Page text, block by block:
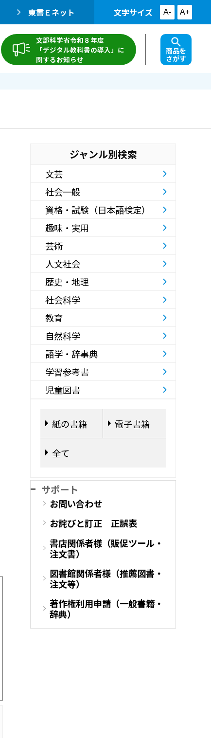
東書Ｅネット 文字サイズ A- A+
文部科学省令和８年度
「デジタル教科書の導入」に
関するお知らせ
商品を
さがす
ジャンル別検索
文芸
社会一般
資格・試験（日本語検定）
趣味・実用
芸術
人文社会
歴史・地理
社会科学
教育
自然科学
語学・辞事典
学習参考書
児童図書
紙の書籍 電子書籍
全て
サポート
お問い合わせ
お詫びと訂正 正誤表
書店関係者様（販促ツール・
注文書）
図書館関係者様（推薦図書・
注文等）
著作権利用申請（一般書籍・
辞典）